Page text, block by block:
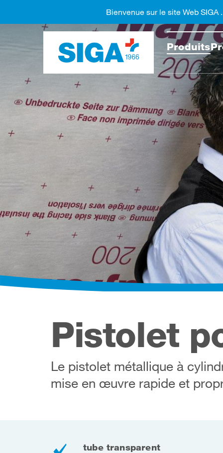
Produits
Pistolet
Le pistolet métallique à
mise en œuvre rapide et
tube transparent
Bienvenue sur le site Web SIGA .